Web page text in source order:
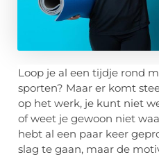
Loop je al een tijdje rond
sporten? Maar er komt
op het werk, je kunt niet
of weet je gewoon niet
hebt al een paar keer
slag te gaan, maar de